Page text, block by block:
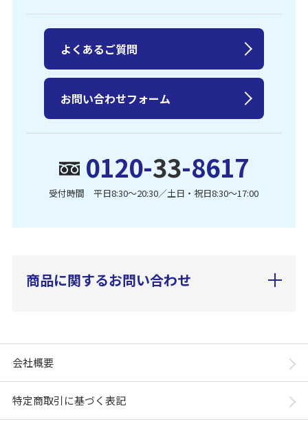
0120-33-8617
受付時間 平日8:30〜20:30／土日・祝日8:30〜17:00
よくあるご質問
お問い合わせフォーム
商品に関するお問い合わせ
会社概要
特定商取引に基づく表記